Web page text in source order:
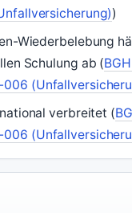
)
Wiederbelebung
Schulung ab (
006
verbreitet (
006